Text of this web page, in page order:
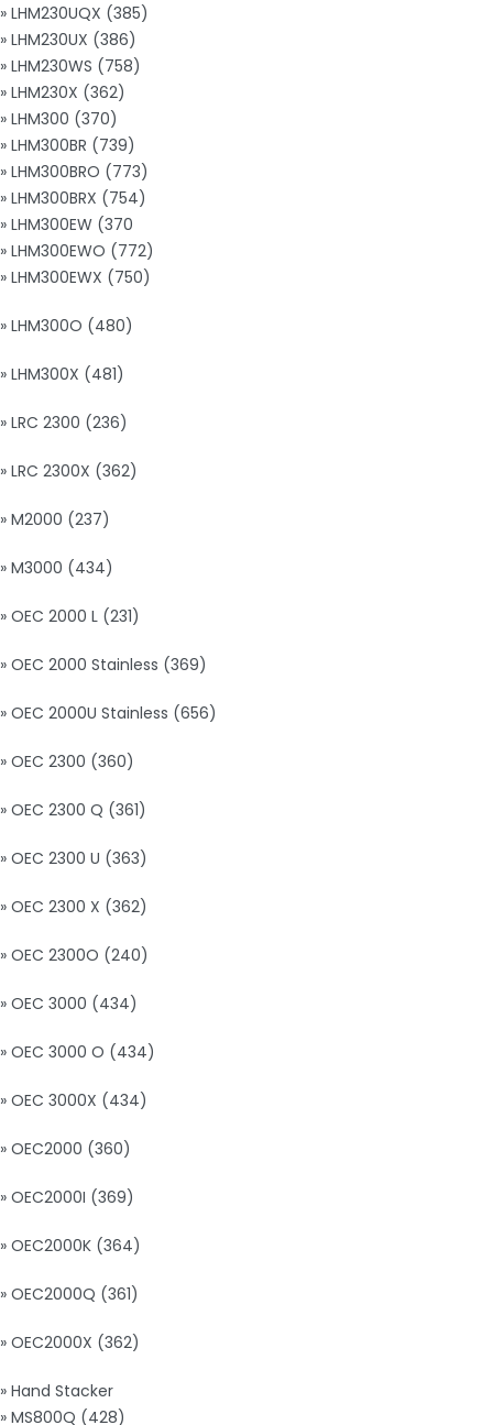
» LHM230UQX (385)
» LHM230UX (386)
» LHM230WS (758)
» LHM230X (362)
» LHM300 (370)
» LHM300BR (739)
» LHM300BRO (773)
» LHM300BRX (754)
» LHM300EW (370
» LHM300EWO (772)
» LHM300EWX (750)
» LHM300O (480)
» LHM300X (481)
» LRC 2300 (236)
» LRC 2300X (362)
» M2000 (237)
» M3000 (434)
» OEC 2000 L (231)
» OEC 2000 Stainless (369)
» OEC 2000U Stainless (656)
» OEC 2300 (360)
» OEC 2300 Q (361)
» OEC 2300 U (363)
» OEC 2300 X (362)
» OEC 2300O (240)
» OEC 3000 (434)
» OEC 3000 O (434)
» OEC 3000X (434)
» OEC2000 (360)
» OEC2000I (369)
» OEC2000K (364)
» OEC2000Q (361)
» OEC2000X (362)
» Hand Stacker
» MS800Q (428)